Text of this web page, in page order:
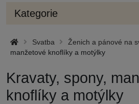
Kategorie
Svatba Ženich a pánové na
manžetové knoflíky a motýlky
Kravaty, spony,
knoflíky a motýlky